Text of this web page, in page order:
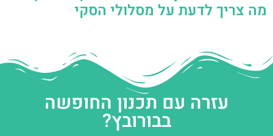
מה צריך לדעת על מסלולי הסקי
עזרה עם תכנון החופשה
בבורובץ?